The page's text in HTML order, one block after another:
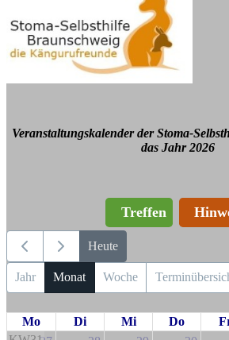
Veranstaltungskalender der Stoma-
das Jahr 2026
Treffen
Heute
Jahr Monat Woche
Mo Di Mi Do